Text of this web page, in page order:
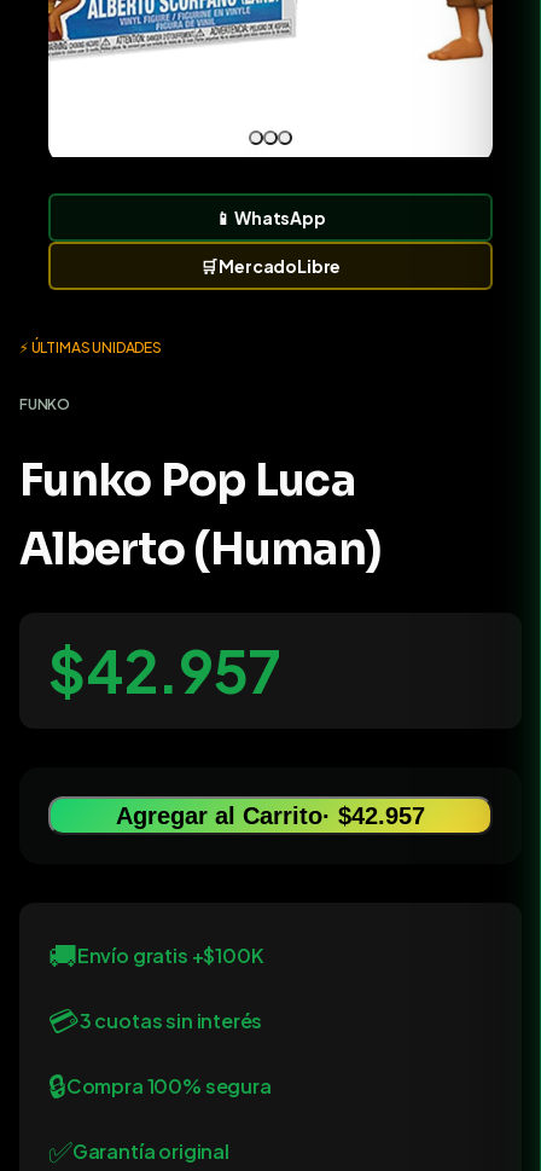
📱WhatsApp
🛒MercadoLibre
⚡ ÚLTIMAS UNIDADES
FUNKO
Funko Pop Luca
Alberto (Human)
$42.957
Agregar al Carrito· $42.957
🚚Envío gratis +$100K
💳3 cuotas sin interés
🔒Compra 100% segura
✅Garantía original